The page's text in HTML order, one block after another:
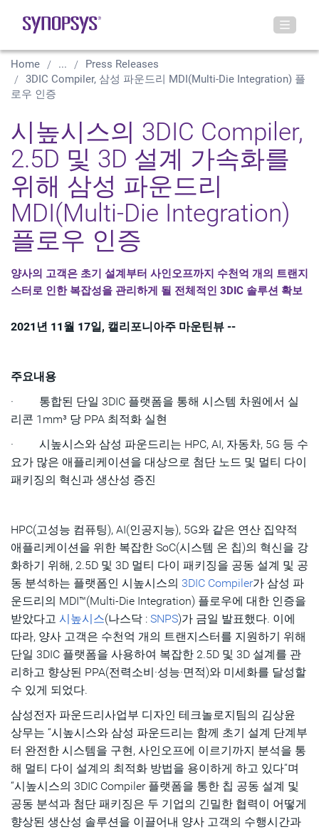
Home ...
Press Releases
3DIC Compiler, 삼성 파운드리 MDI(Multi-Die Integration) 플
로우 인증
시높시스의 3DIC Compiler,
2.5D 및 3D 설계 가속화를
위해 삼성 파운드리
MDI(Multi-Die Integration)
플로우 인증
양사의 고객은 초기 설계부터 사인오프까지 수천억 개의 트랜지
스터로 인한 복잡성을 관리하게 될 전체적인 3DIC 솔루션 확보
2021년 11월 17일, 캘리포니아주 마운틴뷰 --
주요내용
· 통합된 단일 3DIC 플랫폼을 통해 시스템 차원에서 실
리콘 1mm³ 당 PPA 최적화 실현
· 시높시스와 삼성 파운드리는 HPC, AI, 자동차, 5G 등 수
요가 많은 애플리케이션을 대상으로 첨단 노드 및 멀티 다이
패키징의 혁신과 생산성 증진
HPC(고성능 컴퓨팅), AI(인공지능), 5G와 같은 연산 집약적
애플리케이션을 위한 복잡한 SoC(시스템 온 칩)의 혁신을 강
화하기 위해, 2.5D 및 3D 멀티 다이 패키징을 공동 설계 및 공
동 분석하는 플랫폼인 시높시스의 3DIC Compiler가 삼성 파
운드리의 MDI™(Multi-Die Integration) 플로우에 대한 인증을
받았다고 시높시스(나스닥 : SNPS)가 금일 발표했다. 이에
따라, 양사 고객은 수천억 개의 트랜지스터를 지원하기 위해
단일 3DIC 플랫폼을 사용하여 복잡한 2.5D 및 3D 설계를 관
리하고 향상된 PPA(전력소비·성능·면적)와 미세화를 달성할
수 있게 되었다.
삼성전자 파운드리사업부 디자인 테크놀로지팀의 김상윤
상무는 “시높시스와 삼성 파운드리는 함께 초기 설계 단계부
터 완전한 시스템을 구현, 사인오프에 이르기까지 분석을 통
해 멀티 다이 설계의 최적화 방법을 용이하게 하고 있다“며
“시높시스의 3DIC Compiler 플랫폼을 통한 칩 공동 설계 및
공동 분석과 첨단 패키징은 두 기업의 긴밀한 협력이 어떻게
향상된 생산성 솔루션을 이끌어내 양사 고객의 수행시간과